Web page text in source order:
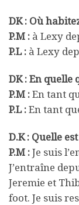
DK : Où
P.M : à Lexy
P.L : à Lexy
DK : En quelle
P.M : En tant
P.L : En tant
D.K : Quelle
P.M : Je suis
J’entraîne
Jeremie et
foot. Je suis